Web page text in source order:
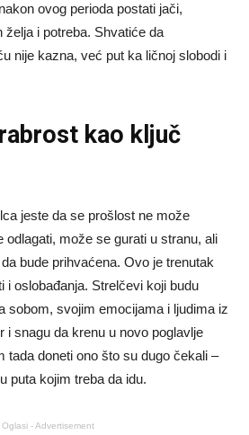
ovog perioda postati jači,
želja i potreba. Shvatiće da
nije kazna, već put ka ličnoj slobodi i
kao ključ
jeste da se prošlost ne može
može se gurati u stranu, ali
bude prihvaćena. Ovo je trenutak
i oslobađanja. Strelčevi koji budu
sobom, svojim emocijama i ljudima iz
i snagu da krenu u novo poglavlje
tada doneti ono što su dugo čekali –
puta kojim treba da idu.
Oglasi - Advertisement